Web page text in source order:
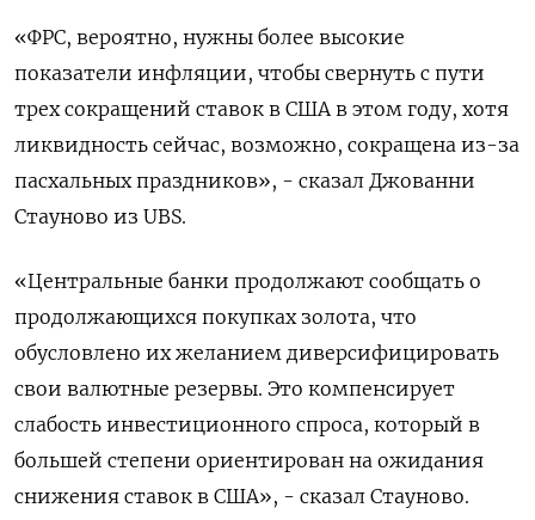
«ФРС, вероятно, нужны более высокие
показатели инфляции, чтобы свернуть с пути
трех сокращений ставок в США в этом году, хотя
ликвидность сейчас, возможно, сокращена из-за
пасхальных праздников», - сказал Джованни
Стауново из UBS.
«Центральные банки продолжают сообщать о
продолжающихся покупках золота, что
обусловлено их желанием диверсифицировать
свои валютные резервы. Это компенсирует
слабость инвестиционного спроса, который в
большей степени ориентирован на ожидания
снижения ставок в США», - сказал Стауново.